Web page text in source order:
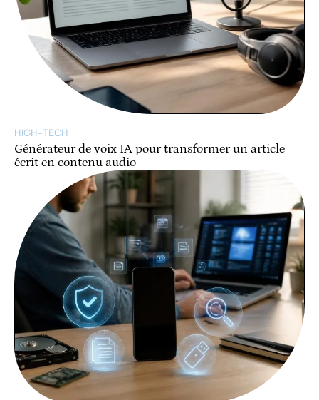
HIGH-TECH
Générateur de voix IA pour transformer un article
écrit en contenu audio